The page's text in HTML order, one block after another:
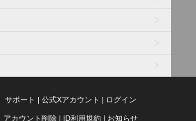
サポート | 公式Xアカウント | ログイン
アカウント削除 | ID利用規約 | お知らせ